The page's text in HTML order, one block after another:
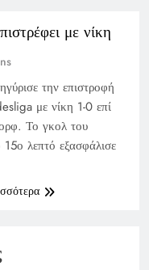
με νίκη
την επιστροφή
με νίκη 1-0 επί
Το γκολ του
λεπτό εξασφάλισε